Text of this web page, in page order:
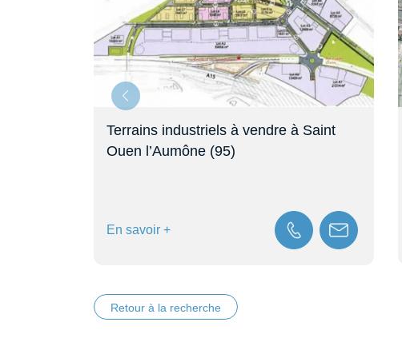
Terrains industriels à vendre à Saint
Ouen l’Aumône (95)
En savoir +
Retour à la recherche